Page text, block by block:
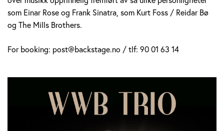
som Einar Rose og Frank Sinatra, som Kurt Foss / Reidar Bø
og The Mills Brothers.
For booking: post@backstage.no / tlf: 90 01 63 14